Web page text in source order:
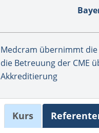
Medcram übernimmt die
die Betreuung der CME
Akkreditierung
Kurs